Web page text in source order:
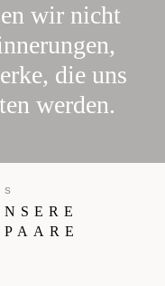
wir nicht
die uns
werden.